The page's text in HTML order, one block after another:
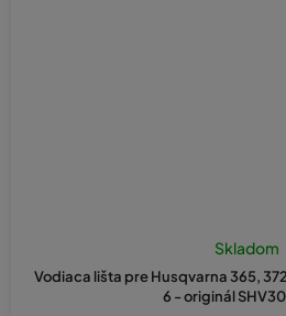
Vodiaca lišta pre Husqvarna 365,
6 - originál
je
5,0
Skladom